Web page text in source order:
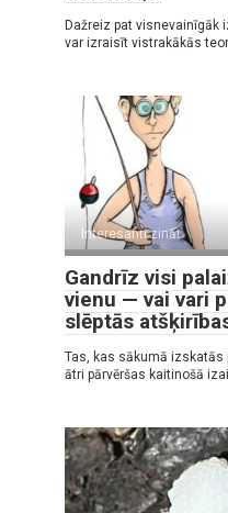
Dažreiz pat
var izraisīt vistrakākās
Interesanti zināt
Gandrīz visi
vienu — vai vari
slēptās
Tas, kas sākumā izskatās
ātri pārvēršas kaitinošā